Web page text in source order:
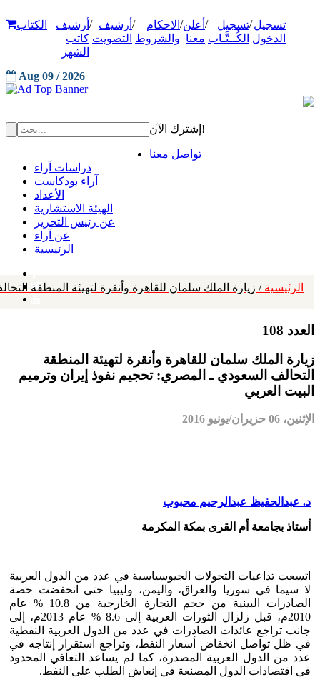
تسجيل
الدخول
/تسجيل
الكُــتَّـاب
/ أعلن
معنا
/ الاحكام
والشروط
/ أرشيف
التصويت
/ أرشيف
كاتب
الشهر
الكتاب
Aug 09 / 2026
إشترك الآن!
تواصل معنا
دراسات آراء
آراء بودكاست
الأعداد
الهيئة الاستشارية
عن رئيس التحرير
عن آراء
الرئيسية
الرئيسية / زيارة الملك سلمان للقاهرة وأنقرة لتهيئة المنطقة
العدد 108
زيارة الملك سلمان للقاهرة وأنقرة لتهيئة المنطقة
التحالف السعودي ـ المصري: تحجيم نفوذ إيران وترميم
البيت العربي
الإثنين، 06 حزيران/يونيو 2016
د. عبدالحفيظ عبدالرحيم محبوب
أستاذ بجامعة أم القرى بمكة المكرمة
اتسعت تداعيات التحولات الجيوسياسية في عدد من الدول العربية
لا سيما في سوريا والعراق، واليمن، وليبيا حتى انخفضت حصة
الصادرات البينية من حجم التجارة الخارجية من 10.8 % عام
2010م، قبل زلزال الثورات العربية إلى 8.6 % عام 2013م، إلى
جانب تراجع عائدات الصادرات في عدد من الدول العربية النفطية
في ظل تواصل انخفاض أسعار النفط، وتراجع استقرار إنتاجه في
عدد من الدول العربية المصدرة، كما لم يساعد التعافي المحدود
في اقتصادات الدول المصنعة في إنعاش الطلب على النفط.